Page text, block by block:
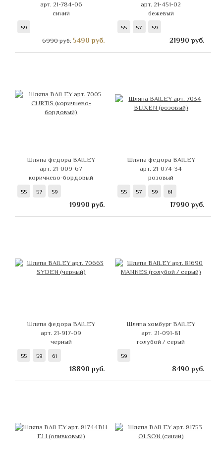
арт. 21-784-06
синий
59
6990 руб. 5490 руб.
арт. 21-451-02
бежевый
55 57 59
21990 руб.
Шляпа федора BAILEY
арт. 21-009-67
коричнево-бордовый
55 57 59
19990 руб.
Шляпа федора BAILEY
арт. 21-074-34
розовый
55 57 59 61
17990 руб.
Шляпа федора BAILEY
арт. 21-917-09
черный
55 59 61
18890 руб.
Шляпа хомбург BAILEY
арт. 21-091-81
голубой / серый
59
8490 руб.